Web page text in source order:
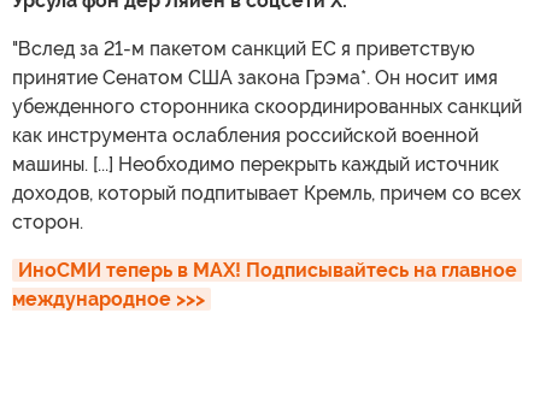
"Вслед за 21-м пакетом санкций ЕС я приветствую
принятие Сенатом США закона Грэма*. Он носит имя
убежденного сторонника скоординированных санкций
как инструмента ослабления российской военной
машины. [...] Необходимо перекрыть каждый источник
доходов, который подпитывает Кремль, причем со всех
сторон.
ИноСМИ теперь в MAX! Подписывайтесь на главное
международное >>>